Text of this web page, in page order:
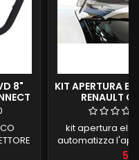
8"
KIT APERTURA
RENAULT
kit apertura
automatizza
portellone del